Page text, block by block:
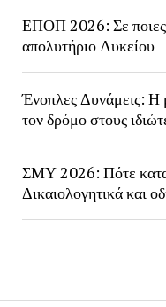
ΕΠΟΠ 2026: Σε ποιες
απολυτήριο Λυκείου
Ένοπλες Δυνάμεις: Η
τον δρόμο στους
ΣΜΥ 2026: Πότε
Δικαιολογητικά και